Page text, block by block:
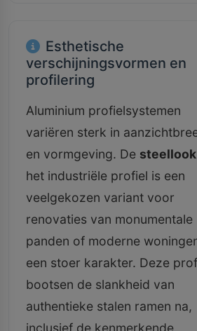
Esthetische
verschijningsvormen en
profilering
Aluminium profielsystemen
variëren sterk in
en vormgeving. De steellook
het industriële profiel is een
veelgekozen variant voor
renovaties van monumentale
panden of moderne
een stoer karakter. Deze
bootsen de slankheid van
authentieke stalen ramen na,
inclusief de kenmerkende